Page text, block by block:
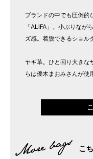
ブランドの中でも圧倒的
「ALIFA」。小ぶりなが
ズ感。着脱できるショル
ヤギ革。ひと回り大きな
らは優木まおみさんが使
こ